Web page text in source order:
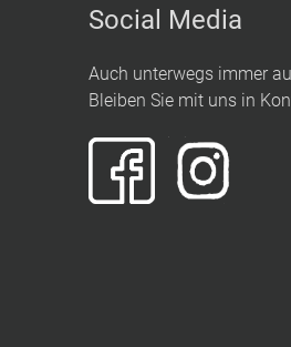
Social Media
Auch unterwegs immer
Bleiben Sie mit uns in